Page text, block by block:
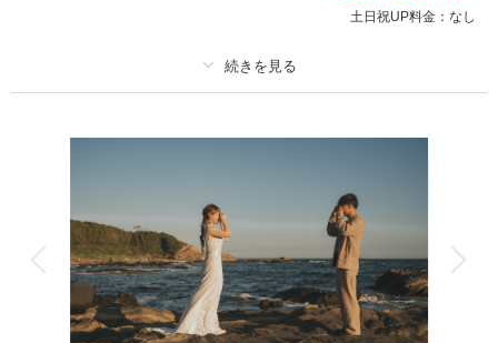
このプランで撮影可能な撮影レポート
相談予約する
来店・オンライン
撮影日の空き
を確認する
土日祝UP料金： なし
アルバム データ 100 カット
衣装追加 会食 挙式
家族と撮影 家族用衣装レンタル ペットと撮影
その他含むもの